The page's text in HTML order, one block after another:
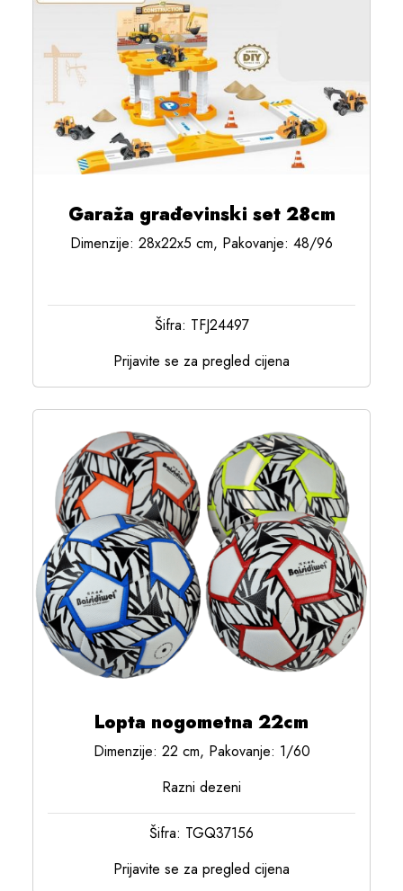
Garaža građevinski set 28cm
Dimenzije: 28x22x5 cm, Pakovanje: 48/96
Šifra: TFJ24497
Prijavite se za pregled cijena
Lopta nogometna 22cm
Dimenzije: 22 cm, Pakovanje: 1/60
Razni dezeni
Šifra: TGQ37156
Prijavite se za pregled cijena